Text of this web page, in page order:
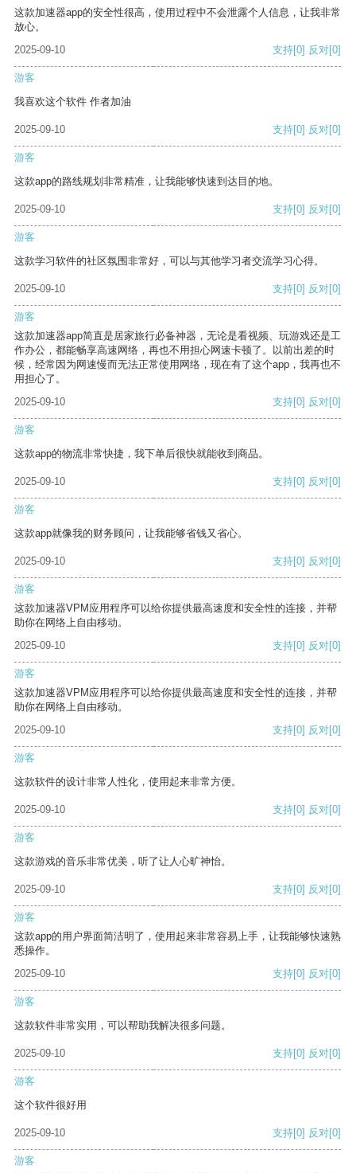
这款加速器app的安全性很高，使用过程中不会泄露个人信息，让我非常
放心。
2025-09-10
支持[0] 反对[0]
游客
我喜欢这个软件 作者加油
2025-09-10 支持[0] 反对[0]
游客
这款app的路线规划非常精准，让我能够快速到达目的地。
2025-09-10 支持[0] 反对[0]
游客
这款学习软件的社区氛围非常好，可以与其他学习者交流学习心得。
2025-09-10 支持[0] 反对[0]
游客
这款加速器app简直是居家旅行必备神器，无论是看视频、玩游戏还是工
作办公，都能畅享高速网络，再也不用担心网速卡顿了。以前出差的时
候，经常因为网速慢而无法正常使用网络，现在有了这个app，我再也不
用担心了。
2025-09-10
支持[0] 反对[0]
游客
这款app的物流非常快捷，我下单后很快就能收到商品。
2025-09-10 支持[0] 反对[0]
游客
这款app就像我的财务顾问，让我能够省钱又省心。
2025-09-10 支持[0] 反对[0]
游客
这款加速器VPM应用程序可以给你提供最高速度和安全性的连接，并帮
助你在网络上自由移动。
2025-09-10
支持[0] 反对[0]
游客
这款加速器VPM应用程序可以给你提供最高速度和安全性的连接，并帮
助你在网络上自由移动。
2025-09-10
支持[0] 反对[0]
游客
这款软件的设计非常人性化，使用起来非常方便。
2025-09-10 支持[0] 反对[0]
游客
这款游戏的音乐非常优美，听了让人心旷神怡。
2025-09-10 支持[0] 反对[0]
游客
这款app的用户界面简洁明了，使用起来非常容易上手，让我能够快速熟
悉操作。
2025-09-10
支持[0] 反对[0]
游客
这款软件非常实用，可以帮助我解决很多问题。
2025-09-10 支持[0] 反对[0]
游客
这个软件很好用
2025-09-10 支持[0] 反对[0]
游客